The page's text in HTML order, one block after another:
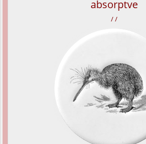
absorptve
/ /